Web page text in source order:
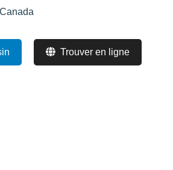
Trouver en ligne